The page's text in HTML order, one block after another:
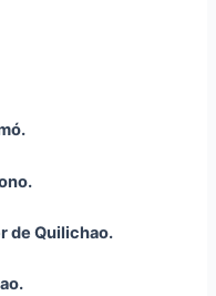
de Quilichao.